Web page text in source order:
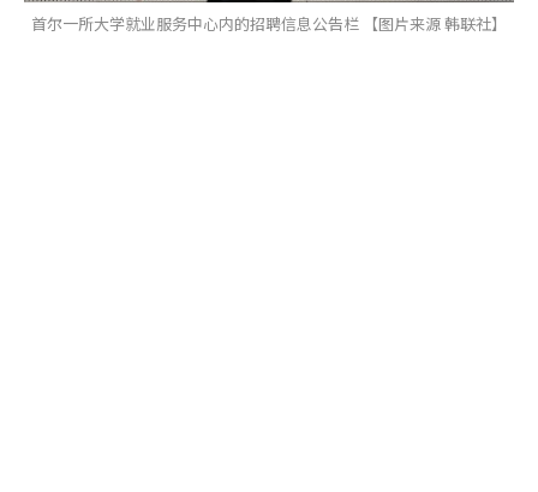
首尔一所大学就业服务中心内的招聘信息公告栏 【图片来源 韩联社】